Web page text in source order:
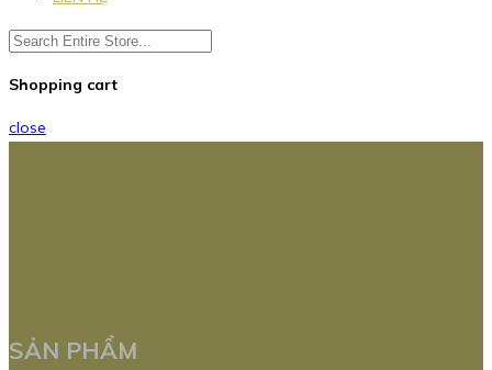
Shopping cart
close
SẢN PHẨM